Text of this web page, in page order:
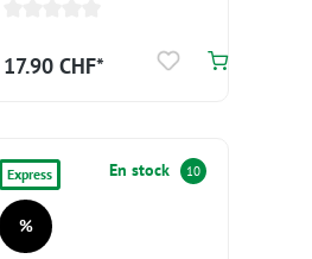
17.90 CHF*
Express
Réduction
%
En stock 10